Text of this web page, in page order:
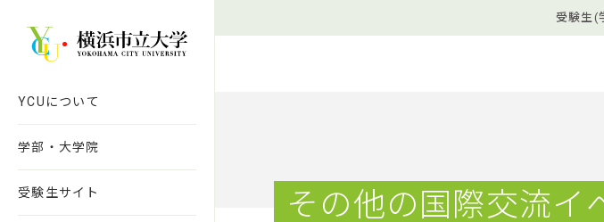
YCUについて
学部・大学院
受験生サイト
受験生(
その他の国際交流イ